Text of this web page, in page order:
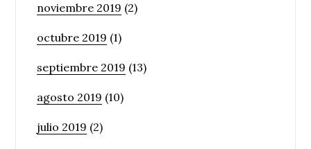
noviembre 2019 (2)
octubre 2019 (1)
septiembre 2019 (13)
agosto 2019 (10)
julio 2019 (2)